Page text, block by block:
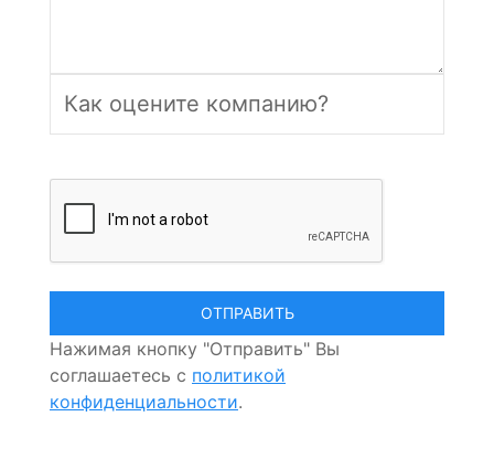
Нажимая кнопку "Отправить" Вы
соглашаетесь с политикой
конфиденциальности.